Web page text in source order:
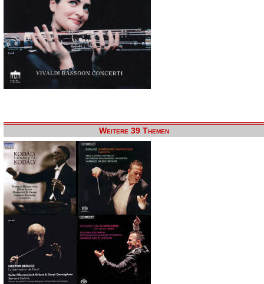
Weitere 39 Themen